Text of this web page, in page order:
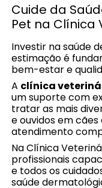
Cuide da
Pet na Clínica
Investir na saúde
estimação é
bem-estar e
A clínica
um suporte com
tratar as mais
e ouvidos em
atendimento
Na Clínica
profissionais
e todos os
saúde